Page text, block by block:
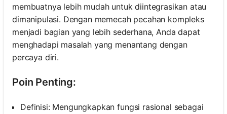
membuatnya lebih mudah untuk diintegrasikan atau
dimanipulasi. Dengan memecah pecahan kompleks
menjadi bagian yang lebih sederhana, Anda dapat
menghadapi masalah yang menantang dengan
percaya diri.
Poin Penting:
Definisi: Mengungkapkan fungsi rasional sebagai